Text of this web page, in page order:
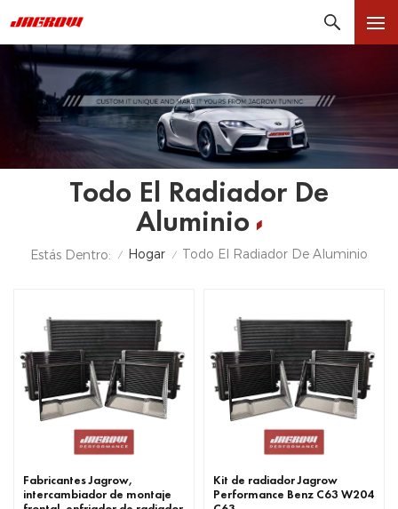
Todo El Radiador De
Aluminio
Estás Dentro: / Hogar / Todo El Radiador De Aluminio
Fabricantes Jagrow,
intercambiador de montaje
Kit de radiador Jagrow
Performance Benz C63 W204